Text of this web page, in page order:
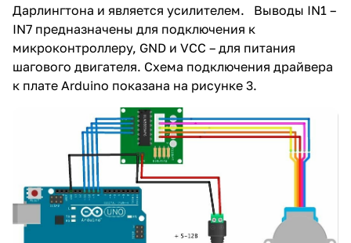
Дарлингтона и является усилителем. Выводы IN1 –
IN7 предназначены для подключения к
микроконтроллеру, GND и VCC – для питания
шагового двигателя. Схема подключения драйвера
к плате Arduino показана на рисунке 3.